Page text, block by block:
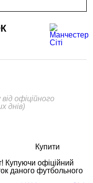
офіційного
днів)
Купити
Купуючи офіційний
даного футбольного